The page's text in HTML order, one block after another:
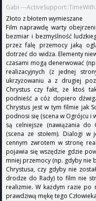
Gabi ---
Złoto z błotem wymieszane
Film naprawdę warty
bezmiar i bezmyślność
przez falę przemocy jaką
dotrzeć do widza. Elementy
czasami mogą denerwować
realizacyjnych (z jednej
ukrzyżowaniu a z drugiej
Chrystus czy fakt, że ktoś
podnieść a cóż dopiero
Chrystus jest w tym filmie jak
podnosi się (scena w Ogrójcu i
są celniejsze (nawiązania do
(scena ze stołem). Dialogi w
cennym zwrotem w stronę
pojawia się wszędzie gdzie
mniej przemocy (np. gdyby nie
Chrystusa, czy gdyby nie
drodze do Rady) to film nie
realizmie. W każdym razie po
prawdziwą mękę tego